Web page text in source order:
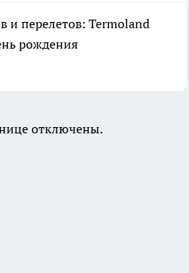
и перелетов: Termoland
рождения
отключены.